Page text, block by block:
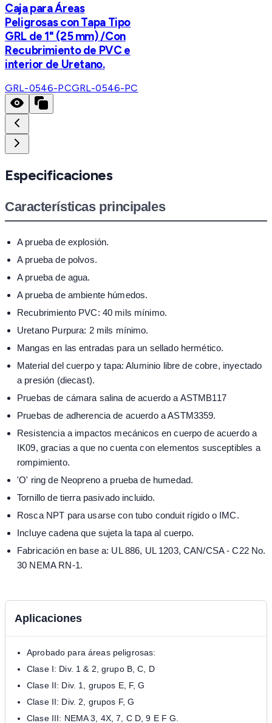
Caja para Áreas
Peligrosas con Tapa Tipo
GRL de 1" (25 mm) /Con
Recubrimiento de PVC e
interior de Uretano.
GRL-0546-PCGRL-0546-PC
Especificaciones
Características principales
A prueba de explosión.
A prueba de polvos.
A prueba de agua.
A prueba de ambiente húmedos.
Recubrimiento PVC: 40 mils mínimo.
Uretano Purpura: 2 mils mínimo.
Mangas en las entradas para un sellado hermético.
Material del cuerpo y tapa: Aluminio libre de cobre, inyectado
a presión (diecast).
Pruebas de cámara salina de acuerdo a ASTMB117
Pruebas de adherencia de acuerdo a ASTM3359.
Resistencia a impactos mecánicos en cuerpo de acuerdo a
IK09, gracias a que no cuenta con elementos susceptibles a
rompimiento.
'O' ring de Neopreno a prueba de humedad.
Tornillo de tierra pasivado incluido.
Rosca NPT para usarse con tubo conduit rígido o IMC.
Incluye cadena que sujeta la tapa al cuerpo.
Fabricación en base a: UL 886, UL 1203, CAN/CSA - C22 No.
30 NEMA RN-1.
Aplicaciones
Aprobado para áreas peligrosas:
Clase I: Div. 1 & 2, grupo B, C, D
Clase II: Div. 1, grupos E, F, G
Clase II: Div. 2, grupos F, G
Clase III: NEMA 3, 4X, 7, C D, 9 E F G.